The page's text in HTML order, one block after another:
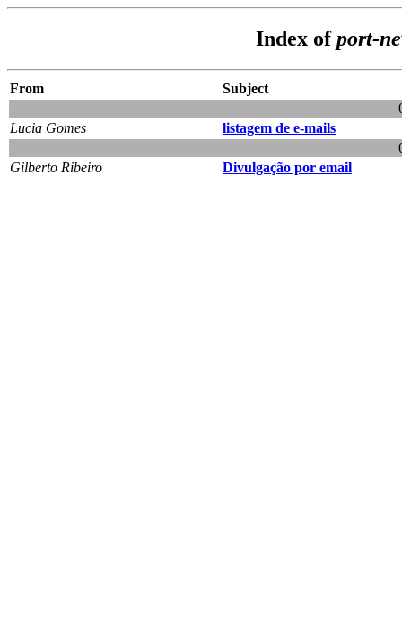
Index ofport-
From
Subject
Lucia Gomes
listagem de e-mails
Gilberto Ribeiro
Divulgação por email